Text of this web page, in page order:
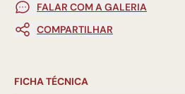
FALAR COM A GALERIA
COMPARTILHAR
FICHA TÉCNICA